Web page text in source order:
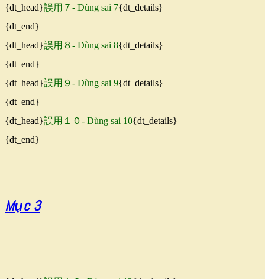
{dt_head}誤用７- Dùng sai 7{dt_details}
{dt_end}
{dt_head}誤用８- Dùng sai 8{dt_details}
{dt_end}
{dt_head}誤用９- Dùng sai 9{dt_details}
{dt_end}
{dt_head}誤用１０- Dùng sai 10{dt_details}
{dt_end}
Mục 3